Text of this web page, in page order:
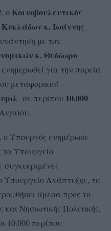
ο Κοινοβουλευτικός
κ. Ιωάννης
με τον
κ. Θεόδωρο
για την πορεία
μεταφορικού
, σε περίπου 10.000
ο Υπουργός ενημέρωσε
το Υπουργείο
συγκεκριμένες
Υπουργείο Ανάπτυξης, το
άμεσα προς το
Νησιωτικής Πολιτικής,
10.000 περίπου